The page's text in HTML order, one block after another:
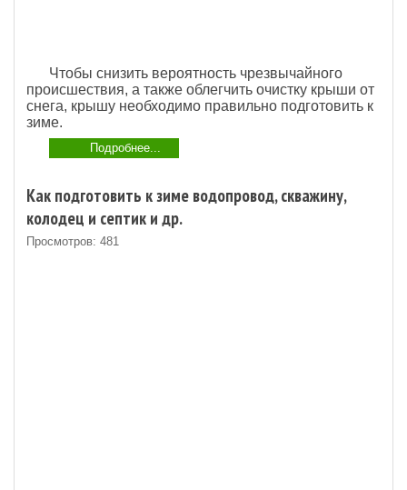
Чтобы снизить вероятность чрезвычайного
происшествия, а также облегчить очистку крыши от
снега, крышу необходимо правильно подготовить к
зиме.
Подробнее...
Как подготовить к зиме водопровод, скважину,
колодец и септик и др.
Просмотров: 481